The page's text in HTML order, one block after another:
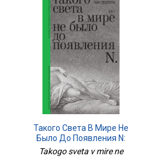
Такого Света В Мире Не
Было До Появления N:
Рассказы
Takogo sveta v mire ne